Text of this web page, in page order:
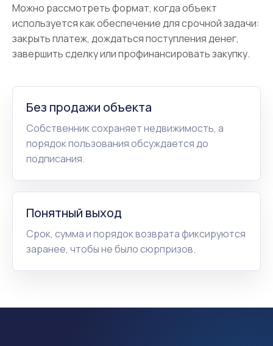
Можно рассмотреть формат, когда объект
используется как обеспечение для срочной задачи:
закрыть платеж, дождаться поступления денег,
завершить сделку или профинансировать закупку.
Без продажи объекта
Собственник сохраняет недвижимость, а
порядок пользования обсуждается до
подписания.
Понятный выход
Срок, сумма и порядок возврата фиксируются
заранее, чтобы не было сюрпризов.